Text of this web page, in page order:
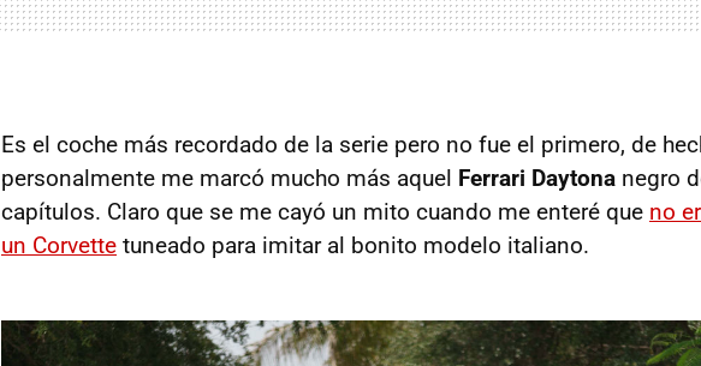
Es el coche más recordado de la serie pero no fue el primero, de
personalmente me marcó mucho más aquel Ferrari Daytona negro
capítulos. Claro que se me cayó un mito cuando me enteré que no
un Corvette tuneado para imitar al bonito modelo italiano.